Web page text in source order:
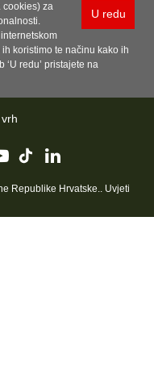
U redu
cookies) za
koristimo te načinu kako ih
redu’ pristajete na
Republike Hrvatske.. Uvjeti